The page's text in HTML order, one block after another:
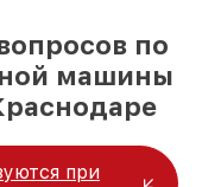
по
машины
при